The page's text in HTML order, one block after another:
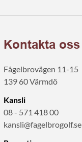
Kontakta oss
Fågelbrovägen 11-15
139 60 Värmdö
Kansli
08 - 571 418 00
kansli@fagelbrogolf.se